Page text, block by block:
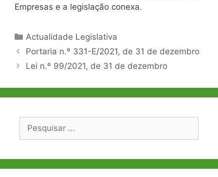
Empresas e a legislação conexa.
Categorias
Actualidade Legislativa
Navegação
de
Portaria n.º 331-E/2021, de 31 de dezembro
Lei n.º 99/2021, de 31 de dezembro
Pesquisar